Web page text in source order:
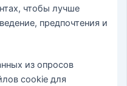
чтобы лучше
предпочтения и
из опросов
cookie для